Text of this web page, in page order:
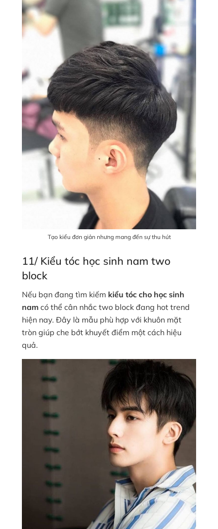
Tạo kiểu đơn giản nhưng mang đến sự thu hút
11/ Kiểu tóc học sinh nam two
block
Nếu bạn đang tìm kiếm kiểu tóc cho học sinh
nam có thể cân nhắc two block đang hot trend
hiện nay. Đây là mẫu phù hợp với khuôn mặt
tròn giúp che bớt khuyết điểm một cách hiệu
quả.